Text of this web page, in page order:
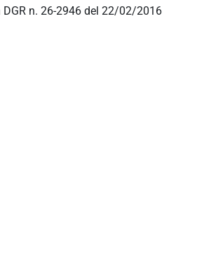
n. 26-2946 del 22/02/2016